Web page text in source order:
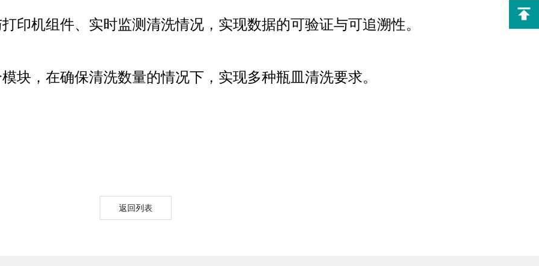
印机组件、实时监测清洗情况，实现数据的可验证与可追溯性。
块，在确保清洗数量的情况下，实现多种瓶皿清洗要求。
返回列表